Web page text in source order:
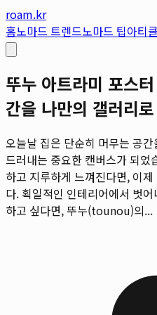
roam.kr
홈노마드 트렌드노마드 팁아티클
뚜누 아트라미 포스
간을 나만의 갤러리
오늘날 집은 단순히 머무는 공
드러내는 중요한 캔버스가 되었
하고 지루하게 느껴진다면, 이
다. 획일적인 인테리어에서 벗
하고 싶다면, 뚜누(tounou)의...